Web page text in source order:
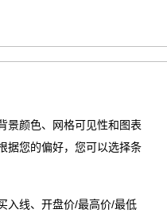
景颜色、网格可见性和图表
据您的偏好，您可以选择条
入线、开盘价/最高价/最低